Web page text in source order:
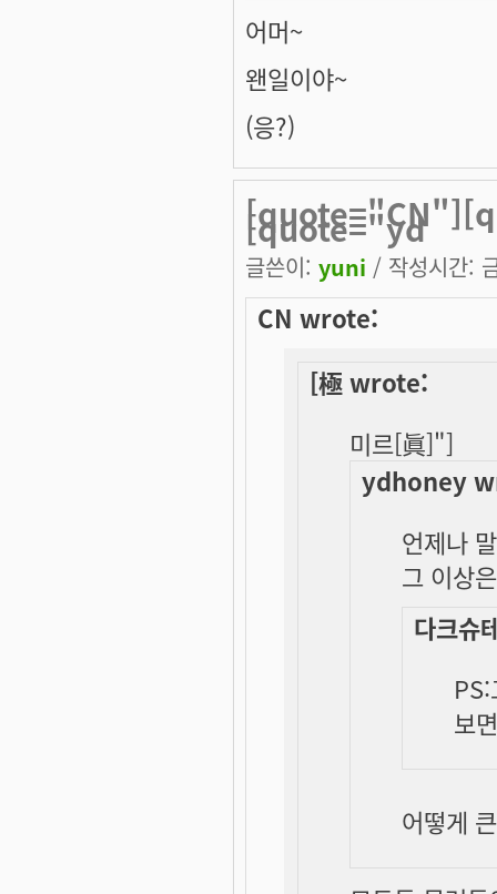
어머~
왠일이야~
(응?)
[quote="yd
글쓴이: yuni / 작성시간:
CN wrote:
[極 wrote:
미르[眞]"]
ydhoney
언제나
그 이상
다크슈
보
어떻게 큰